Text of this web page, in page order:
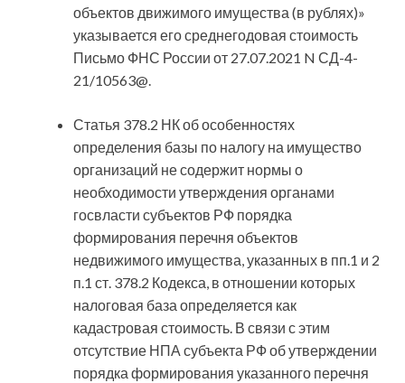
объектов движимого имущества (в рублях)»
указывается его среднегодовая стоимость
Письмо ФНС России от 27.07.2021 N СД-4-
21/10563@.
Статья 378.2 НК об особенностях
определения базы по налогу на имущество
организаций не содержит нормы о
необходимости утверждения органами
госвласти субъектов РФ порядка
формирования перечня объектов
недвижимого имущества, указанных в пп.1 и 2
п.1 ст. 378.2 Кодекса, в отношении которых
налоговая база определяется как
кадастровая стоимость. В связи с этим
отсутствие НПА субъекта РФ об утверждении
порядка формирования указанного перечня